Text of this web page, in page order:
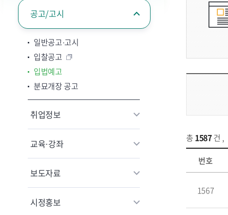
공고/고시
일반공고·고시
입찰공고
입법예고
분묘개장 공고
취업정보
교육·강좌
보도자료
시정홍보
총 1587건 ,
번호
1567